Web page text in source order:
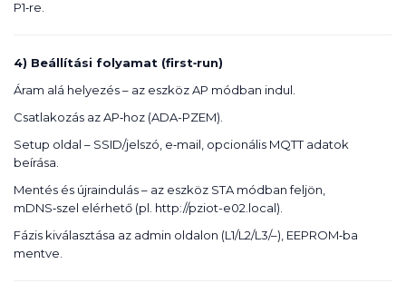
P1‑re.
4) Beállítási folyamat (first‑run)
Áram alá helyezés – az eszköz AP módban indul.
Csatlakozás az AP‑hoz (ADA-PZEM).
Setup oldal – SSID/jelszó, e‑mail, opcionális MQTT adatok
beírása.
Mentés és újraindulás – az eszköz STA módban feljön,
mDNS‑szel elérhető (pl. http://pziot-e02.local).
Fázis kiválasztása az admin oldalon (L1/L2/L3/–), EEPROM‑ba
mentve.